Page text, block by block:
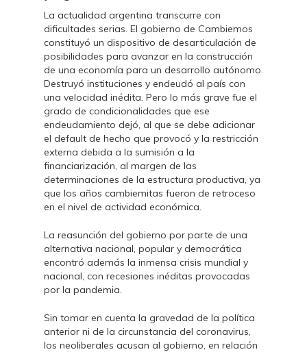
La actualidad argentina transcurre con
dificultades serias. El gobierno de Cambiemos
constituyó un dispositivo de desarticulación de
posibilidades para avanzar en la construcción
de una economía para un desarrollo autónomo.
Destruyó instituciones y endeudó al país con
una velocidad inédita. Pero lo más grave fue el
grado de condicionalidades que ese
endeudamiento dejó, al que se debe adicionar
el default de hecho que provocó y la restricción
externa debida a la sumisión a la
financiarización, al margen de las
determinaciones de la estructura productiva, ya
que los años cambiemitas fueron de retroceso
en el nivel de actividad económica.
La reasunción del gobierno por parte de una
alternativa nacional, popular y democrática
encontró además la inmensa crisis mundial y
nacional, con recesiones inéditas provocadas
por la pandemia.
Sin tomar en cuenta la gravedad de la política
anterior ni de la circunstancia del coronavirus,
los neoliberales acusan al gobierno, en relación